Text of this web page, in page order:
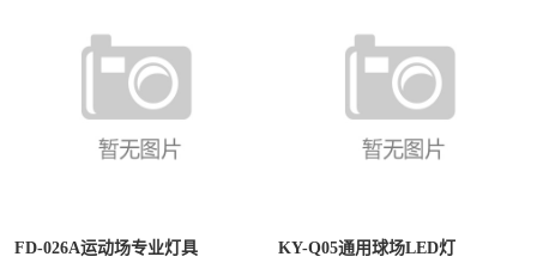
FD-026A运动场专业灯具 KY-Q05通用球场LED灯